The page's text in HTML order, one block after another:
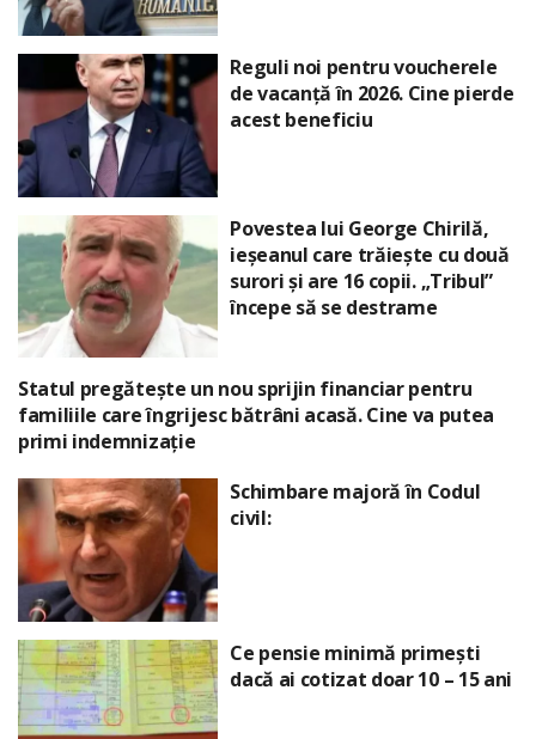
Reguli noi pentru voucherele
de vacanță în 2026. Cine pierde
acest beneficiu
Povestea lui George Chirilă,
ieșeanul care trăiește cu două
surori și are 16 copii. „Tribul”
începe să se destrame
Statul pregătește un nou sprijin financiar pentru
familiile care îngrijesc bătrâni acasă. Cine va putea
primi indemnizație
Schimbare majoră în Codul
civil:
Ce pensie minimă primești
dacă ai cotizat doar 10 – 15 ani